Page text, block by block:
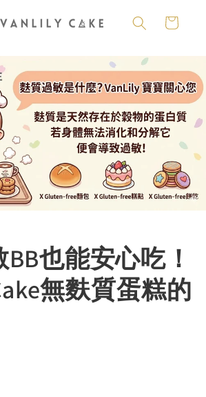
Cart
也能安心吃！
無麩質蛋糕的